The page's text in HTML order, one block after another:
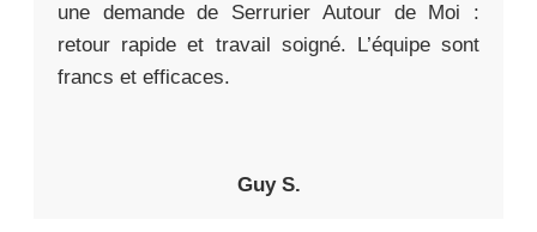
une demande de Serrurier Autour de Moi :
retour rapide et travail soigné. L’équipe sont
francs et efficaces.
Guy S.